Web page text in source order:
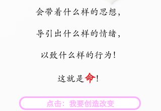
会带着什么样的思想，
导引出什么样的情绪，
以致什么样的行为！
这就是命！
点击：我要创造改变